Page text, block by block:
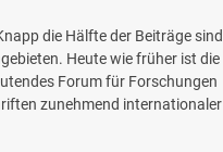
die Hälfte der Beiträge sind
Heute wie früher ist die
Forum für Forschungen
zunehmend internationaler